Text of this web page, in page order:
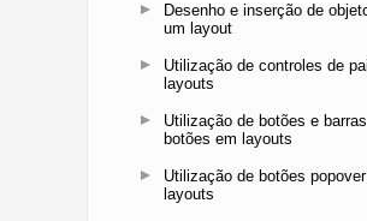
Desenho e inserção de
um layout
Utilização de controles de
layouts
Utilização de botões e
botões em layouts
Utilização de botões
layouts